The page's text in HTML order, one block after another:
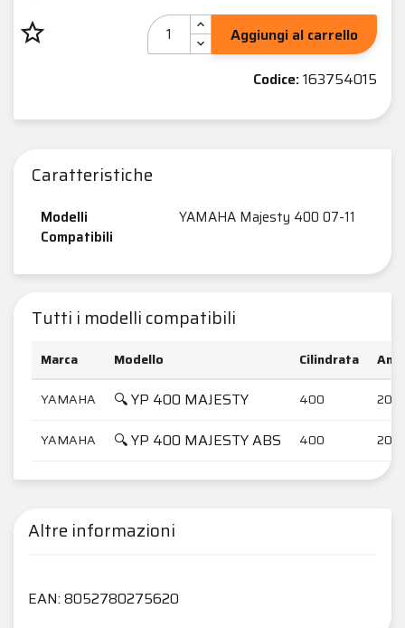
star_border
Aggiungi al carrello
Codice:163754015
Caratteristiche
Modelli
Compatibili
YAMAHA Majesty 400 07-11
Tutti i modelli compatibili
Marca Modello Cilindrata
Anni
YAMAHA
🔍 YP 400 MAJESTY 400
YAMAHA 🔍 YP 400 MAJESTY ABS 400
Altre informazioni
EAN: 8052780275620